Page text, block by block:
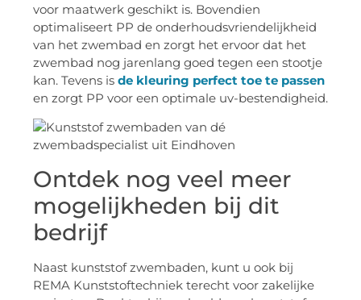
voor maatwerk geschikt is. Bovendien
optimaliseert PP de onderhoudsvriendelijkheid
van het zwembad en zorgt het ervoor dat het
zwembad nog jarenlang goed tegen een stootje
kan. Tevens is de kleuring perfect toe te passen
en zorgt PP voor een optimale uv-bestendigheid.
Ontdek nog veel meer
mogelijkheden bij dit
bedrijf
Naast kunststof zwembaden, kunt u ook bij
REMA Kunststoftechniek terecht voor zakelijke